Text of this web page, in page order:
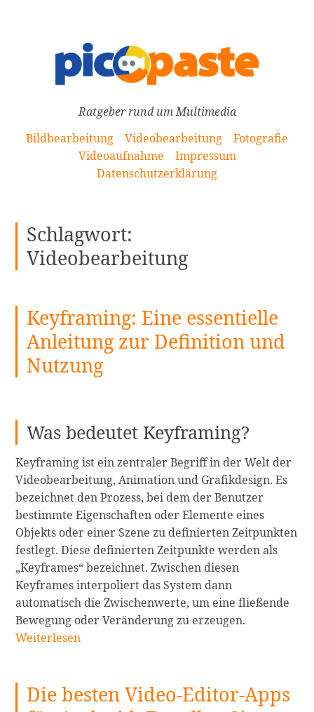
Ratgeber rund um Multimedia
Bildbearbeitung
Videobearbeitung
Fotografie
Videoaufnahme
Impressum
Datenschutzerklärung
Schlagwort:
Videobearbeitung
Keyframing: Eine essentielle
Anleitung zur Definition und
Nutzung
Was bedeutet Keyframing?
Keyframing ist ein zentraler Begriff in der Welt der
Videobearbeitung, Animation und Grafikdesign. Es
bezeichnet den Prozess, bei dem der Benutzer
bestimmte Eigenschaften oder Elemente eines
Objekts oder einer Szene zu definierten Zeitpunkten
festlegt. Diese definierten Zeitpunkte werden als
„Keyframes“ bezeichnet. Zwischen diesen
Keyframes interpoliert das System dann
automatisch die Zwischenwerte, um eine fließende
Bewegung oder Veränderung zu erzeugen.
zur
Definition
Weiterlesen
Die besten Video-Editor-Apps